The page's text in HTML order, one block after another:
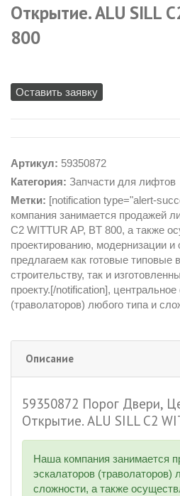
Открытие. ALU SILL
800
Оставить заявку
Артикул: 59350872
Категория: Запчасти для лифтов
Метки: [notification type="alert-
компания занимается продажей
C2 WITTUR AP, BT 800, а также
проектированию, модернизации
предлагаем как готовые типовые
строительству, так и
проекту.[/notification], центральное
(траволаторов) любого типа и
Описание
59350872 Порог Двери,
Открытие. ALU SILL C2
Наша компания занимается
эскалаторов (траволаторов)
сложности, а также